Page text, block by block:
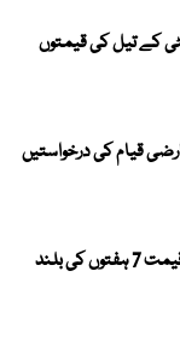
کے تیل کی قیمتوں
قیام کی درخواستیں
عالمی مارکیٹ میں سونا مزید مہنگا ، قیمت 7 ہفتوں کی بلند